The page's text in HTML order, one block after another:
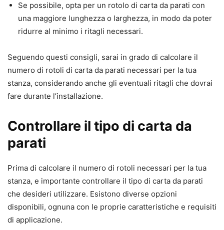
Se possibile, opta per un rotolo di carta da parati con
una maggiore lunghezza o larghezza, in modo da poter
ridurre al minimo i ritagli necessari.
Seguendo questi consigli, sarai in grado di calcolare il
numero di rotoli di carta da parati necessari per la tua
stanza, considerando anche gli eventuali ritagli che dovrai
fare durante l’installazione.
Controllare il tipo di carta da
parati
Prima di calcolare il numero di rotoli necessari per la tua
stanza, e importante controllare il tipo di carta da parati
che desideri utilizzare. Esistono diverse opzioni
disponibili, ognuna con le proprie caratteristiche e requisiti
di applicazione.